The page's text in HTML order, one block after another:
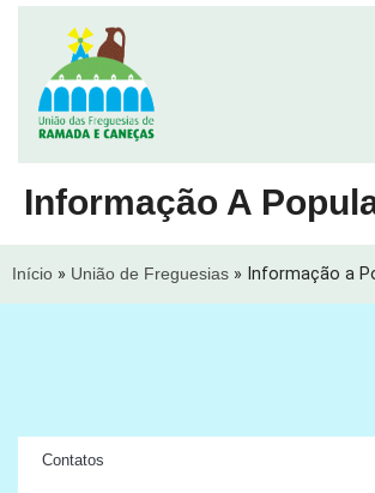
Informação A
Início » União de Freguesias » Informação a
Contatos